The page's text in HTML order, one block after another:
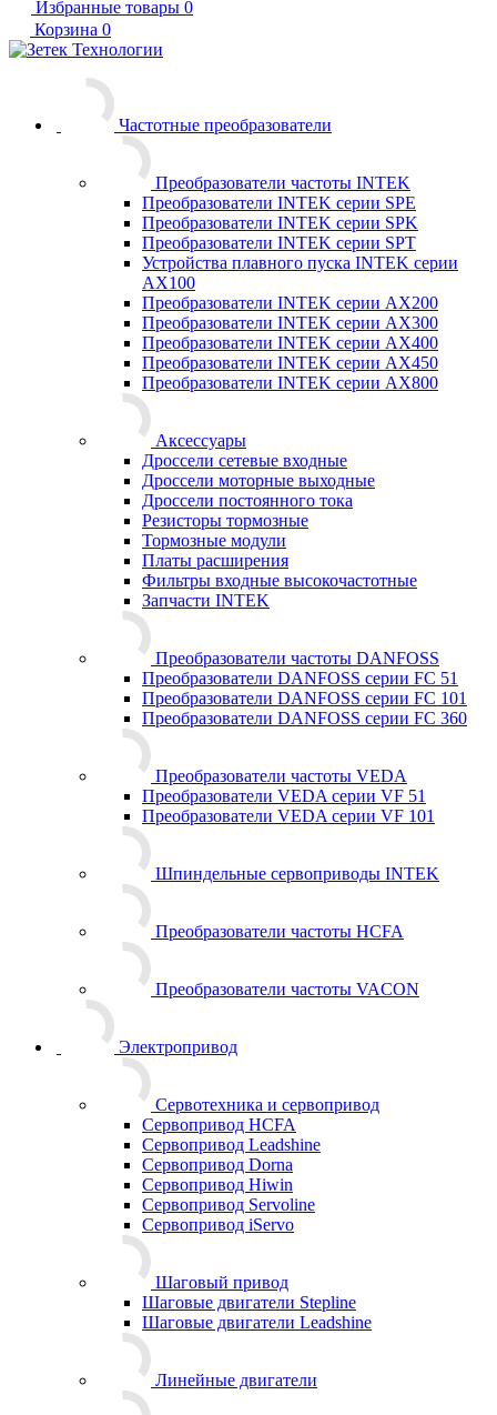
Избранные товары 0
Корзина 0
Частотные преобразователи
Преобразователи частоты INTEK
Преобразователи INTEK серии SPE
Преобразователи INTEK серии SPK
Преобразователи INTEK серии SPT
Устройства плавного пуска INTEK серии
AX100
Преобразователи INTEK серии AX200
Преобразователи INTEK серии AX300
Преобразователи INTEK серии AX400
Преобразователи INTEK серии AX450
Преобразователи INTEK серии AX800
Аксессуары
Дроссели сетевые входные
Дроссели моторные выходные
Дроссели постоянного тока
Резисторы тормозные
Тормозные модули
Платы расширения
Фильтры входные высокочастотные
Запчасти INTEK
Преобразователи частоты DANFOSS
Преобразователи DANFOSS серии FC 51
Преобразователи DANFOSS серии FC 101
Преобразователи DANFOSS серии FC 360
Преобразователи частоты VEDA
Преобразователи VEDA серии VF 51
Преобразователи VEDA серии VF 101
Шпиндельные сервоприводы INTEK
Преобразователи частоты HCFA
Преобразователи частоты VACON
Электропривод
Сервотехника и сервопривод
Сервопривод HCFA
Сервопривод Leadshine
Сервопривод Dorna
Сервопривод Hiwin
Сервопривод Servoline
Сервопривод iServo
Шаговый привод
Шаговые двигатели Stepline
Шаговые двигатели Leadshine
Линейные двигатели